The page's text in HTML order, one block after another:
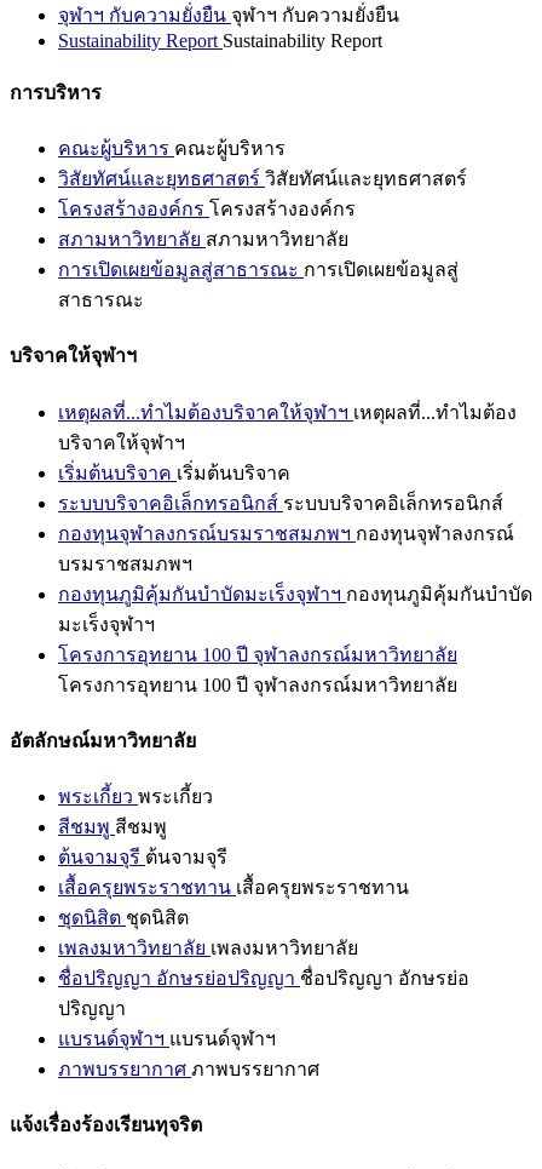
จุฬาฯ กับความยั่งยืน จุฬาฯ กับความยั่งยืน
Sustainability Report Sustainability Report
การบริหาร
คณะผู้บริหาร คณะผู้บริหาร
วิสัยทัศน์และยุทธศาสตร์ วิสัยทัศน์และยุทธศาสตร์
โครงสร้างองค์กร โครงสร้างองค์กร
สภามหาวิทยาลัย สภามหาวิทยาลัย
การเปิดเผยข้อมูลสู่สาธารณะ การเปิดเผยข้อมูลสู่
สาธารณะ
บริจาคให้จุฬาฯ
เหตุผลที่...ทำไมต้องบริจาคให้จุฬาฯ เหตุผลที่...ทำไมต้อง
บริจาคให้จุฬาฯ
เริ่มต้นบริจาค เริ่มต้นบริจาค
ระบบบริจาคอิเล็กทรอนิกส์ ระบบบริจาคอิเล็กทรอนิกส์
กองทุนจุฬาลงกรณ์บรมราชสมภพฯ กองทุนจุฬาลงกรณ์
บรมราชสมภพฯ
กองทุนภูมิคุ้มกันบำบัดมะเร็งจุฬาฯ กองทุนภูมิคุ้มกันบำบัด
มะเร็งจุฬาฯ
โครงการอุทยาน 100 ปี จุฬาลงกรณ์มหาวิทยาลัย
โครงการอุทยาน 100 ปี จุฬาลงกรณ์มหาวิทยาลัย
อัตลักษณ์มหาวิทยาลัย
พระเกี้ยว พระเกี้ยว
สีชมพู สีชมพู
ต้นจามจุรี ต้นจามจุรี
เสื้อครุยพระราชทาน เสื้อครุยพระราชทาน
ชุดนิสิต ชุดนิสิต
เพลงมหาวิทยาลัย เพลงมหาวิทยาลัย
ชื่อปริญญา อักษรย่อปริญญา ชื่อปริญญา อักษรย่อ
ปริญญา
แบรนด์จุฬาฯ แบรนด์จุฬาฯ
ภาพบรรยากาศ ภาพบรรยากาศ
แจ้งเรื่องร้องเรียนทุจริต